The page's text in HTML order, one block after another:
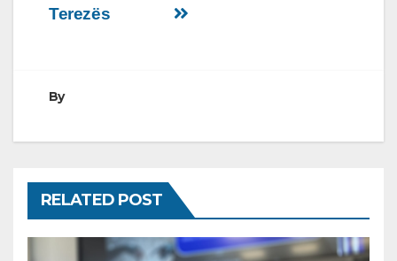
Terezës
By
RELATED POST